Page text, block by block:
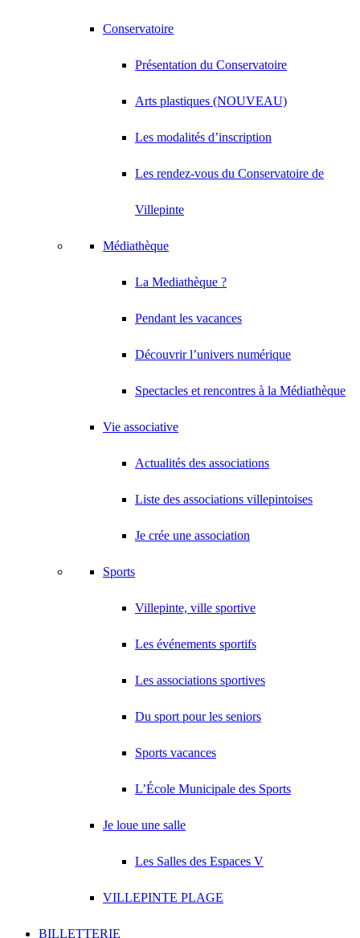
Conservatoire
Présentation du Conservatoire
Arts plastiques (NOUVEAU)
Les modalités d’inscription
Les rendez-vous du Conservatoire de
Villepinte
Médiathèque
La Mediathèque ?
Pendant les vacances
Découvrir l’univers numérique
Spectacles et rencontres à la Médiathèque
Vie associative
Actualités des associations
Liste des associations villepintoises
Je crée une association
Sports
Villepinte, ville sportive
Les événements sportifs
Les associations sportives
Du sport pour les seniors
Sports vacances
L’École Municipale des Sports
Je loue une salle
Les Salles des Espaces V
VILLEPINTE PLAGE
BILLETTERIE